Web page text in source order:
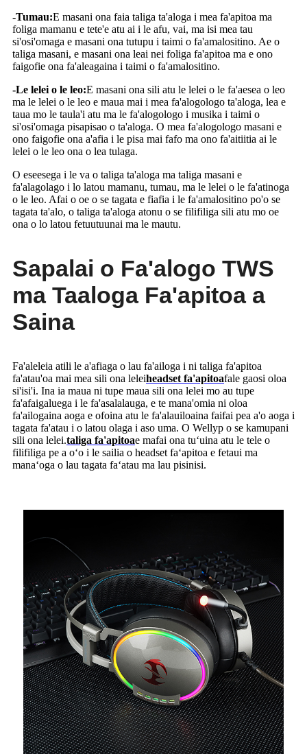
-Tumau:E masani ona faia taliga ta'aloga i mea fa'apitoa ma
foliga mamanu e tete'e atu ai i le afu, vai, ma isi mea tau
si'osi'omaga e masani ona tutupu i taimi o fa'amalositino. Ae o
taliga masani, e masani ona leai nei foliga fa'apitoa ma e ono
faigofie ona fa'aleagaina i taimi o fa'amalositino.
-Le lelei o le leo:E masani ona sili atu le lelei o le fa'aesea o leo
ma le lelei o le leo e maua mai i mea fa'alogologo ta'aloga, lea e
taua mo le taula'i atu ma le fa'alogologo i musika i taimi o
si'osi'omaga pisapisao o ta'aloga. O mea fa'alogologo masani e
ono faigofie ona a'afia i le pisa mai fafo ma ono fa'aitiitia ai le
lelei o le leo ona o lea tulaga.
O eseesega i le va o taliga ta'aloga ma taliga masani e
fa'alagolago i lo latou mamanu, tumau, ma le lelei o le fa'atinoga
o le leo. Afai o oe o se tagata e fiafia i le fa'amalositino po'o se
tagata ta'alo, o taliga ta'aloga atonu o se filifiliga sili atu mo oe
ona o lo latou fetuutuunai ma le mautu.
Sapalai o Fa'alogo TWS
ma Taaloga Fa'apitoa a
Saina
Fa'aleleia atili le a'afiaga o lau fa'ailoga i ni taliga fa'apitoa
fa'atau'oa mai mea sili ona leleiheadset fa'apitoafale gaosi oloa
si'isi'i. Ina ia maua ni tupe maua sili ona lelei mo au tupe
fa'afaigaluega i le fa'asalalauga, e te mana'omia ni oloa
fa'ailogaina aoga e ofoina atu le fa'alauiloaina faifai pea a'o aoga i
tagata fa'atau i o latou olaga i aso uma. O Wellyp o se kamupani
sili ona lelei.taliga fa'apitoae mafai ona tuʻuina atu le tele o
filifiliga pe a oʻo i le sailia o headset faʻapitoa e fetaui ma
manaʻoga o lau tagata faʻatau ma lau pisinisi.